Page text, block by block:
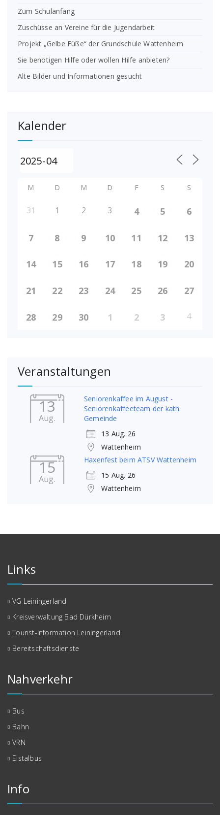
Zum Schulanfang
Zuschüsse an Vereine für die Jugendarbeit
Projekt „Gelbe Füße“ der Grundschule Wattenheim
Sie benötigen Hilfe oder wollen Hilfe anbieten?
Alte Bilder und Informationen gesucht
Kalender
M D M D F S S
31 1 2 3 4 5 6
7 8 9 10 11 12 13
14 15 16 17 18 19 20
21 22 23 24 25 26 27
28 29 30 1 2 3 4
Veranstaltungen
13
Aug.
Seniorenkaffee im August -
Seniorenkaffeeteam der kath.
Gemeinde
13 Aug. 26
Wattenheim
15
Aug.
Haxenfest beim ATSV Wattenheim
15 Aug. 26
Wattenheim
Links
VG Leiningerland
Kreisverwaltung Bad Dürkheim
Tourist-Information Leiningerland
Bereitschaftsdienste
Nahverkehr
Bus
Bahn
VRN
Eistalbus
Info